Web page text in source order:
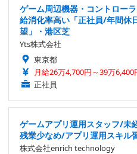
ゲーム周辺機器・コントロー
給消化率高い「正社員/年間休
望」・港区芝
Yts株式会社
東京都
月給26万4,700円～39万6,400
正社員
ゲームアプリ運用スタッフ/未
残業少なめ/アプリ運用スキル
株式会社enrich technology